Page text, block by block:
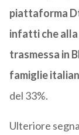
piattaforma
infatti che
trasmessa in
famiglie
del 33%.
Ulteriore